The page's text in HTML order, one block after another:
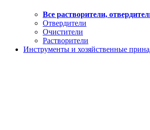
Все растворители,
Отвердители
Очистители
Растворители
Инструменты и хозяйственные